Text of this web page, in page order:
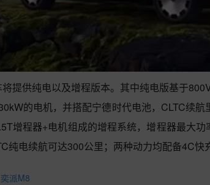
提供纯电以及增程版本。其中纯电版基于
的电机，并搭配宁德时代电池，CLTC续航
增程器+电机组成的增程系统，增程器最大
纯电续航可达300公里；两种动力均配备4C快
奕派M8